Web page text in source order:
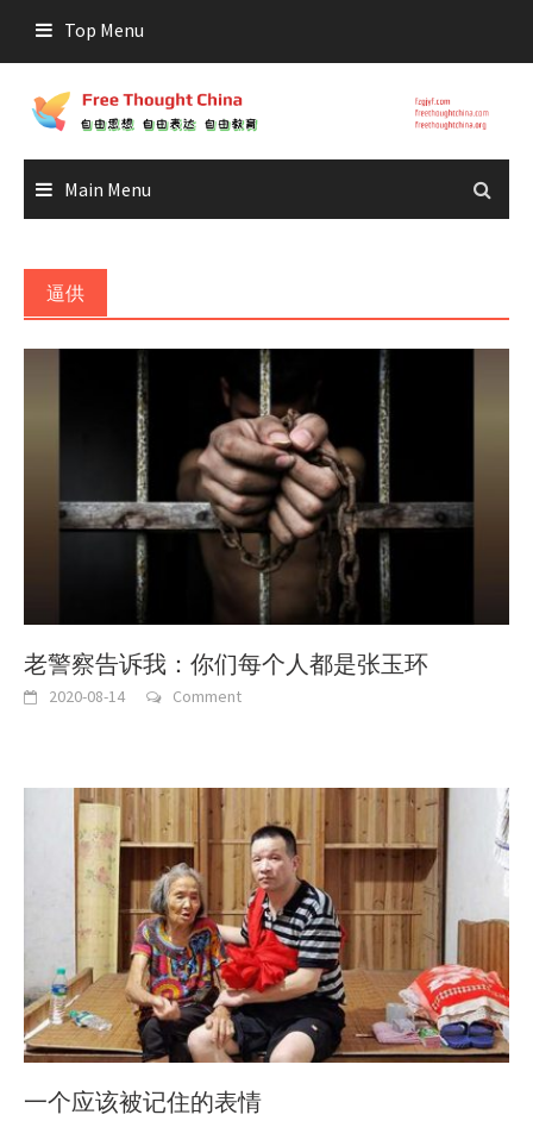
content
Top Menu
Main Menu
逼供
老警察告诉我：你们每个人都是张玉环
2020-08-14 Comment
一个应该被记住的表情